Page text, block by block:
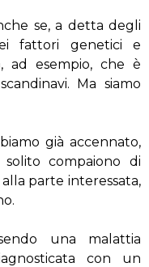
se, a detta degli
fattori genetici e
ad esempio, che è
Ma siamo
già accennato,
compaiono di
parte interessata,
una malattia
con un